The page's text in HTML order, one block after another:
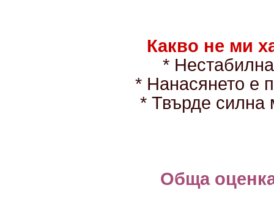
Какво не ми
*
* Нанасянето е
* Твърде
Обща